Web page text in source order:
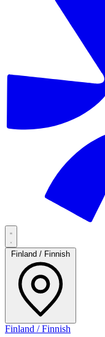
Finland / Finnish
Finland / Finnish